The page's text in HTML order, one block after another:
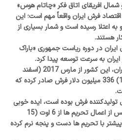
افریقای اتاق فکر «چاتام هوس»
فرش ایران واقعاً مهم است؛ این
اعتلا رسیده است و شمار بسیاری از
هستند.
در دوره ریاست جمهوری «باراک
به سرعت توسعه پیدا کرد.
بر اساس گزارش مرکز ملی فرش ایران، این کشور از مارس 2017 (اسفند
1395) تا ژانویه 2018 (دی 1396) 336 میلیون دلار فرش صادر کرده که
که خانواده اش تا 6 نسل تولیدکننده فرش بوده است، ایده خوبی
برای آنچه که آنچه ممکن است پس از اعمال تحریم ها از 6 اوت (15
پیشتر با تحریم ها دست و پنجه نرم کرده